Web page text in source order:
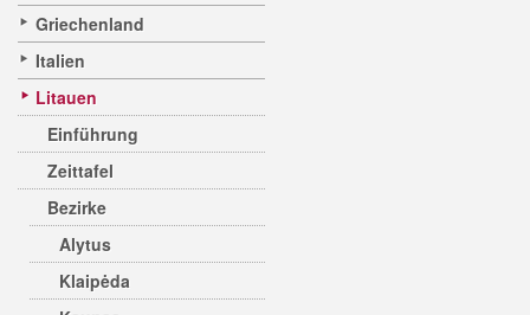
Griechenland
Italien
Litauen
Einführung
Zeittafel
Bezirke
Alytus
Klaipėda